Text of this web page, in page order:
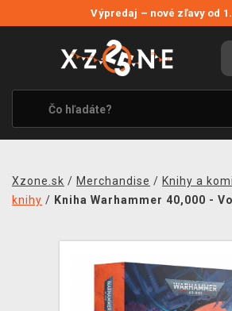
Výpredaj – nové zľavy od
VÝPREDAJ
VIDEOHRY
XZONE ORIGINALS
TEMATIKY
MERCHANDISE
Xzone.sk / Merchandise / Knihy a
knihy / Kniha Warhammer 40,000 -